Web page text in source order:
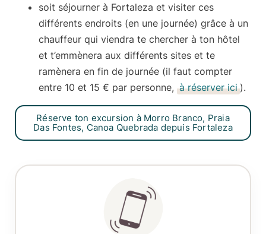
soit séjourner à Fortaleza et visiter ces
différents endroits (en une journée) grâce à un
chauffeur qui viendra te chercher à ton hôtel
et t’emmènera aux différents sites et te
ramènera en fin de journée (il faut compter
entre 10 et 15 € par personne, à réserver ici ).
Réserve ton excursion à Morro Branco, Praia
Das Fontes, Canoa Quebrada depuis Fortaleza